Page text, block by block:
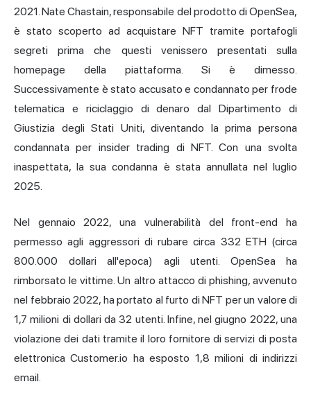
2021. Nate Chastain, responsabile del prodotto di OpenSea,
è stato scoperto ad acquistare NFT tramite portafogli
segreti prima che questi venissero presentati sulla
homepage della piattaforma. Si è dimesso.
Successivamente è stato accusato e condannato per frode
telematica e riciclaggio di denaro dal Dipartimento di
Giustizia degli Stati Uniti, diventando la prima persona
condannata per insider trading di NFT. Con una svolta
inaspettata, la sua condanna è stata annullata nel luglio
2025.
Nel gennaio 2022, una vulnerabilità del front-end ha
permesso agli aggressori di rubare circa 332 ETH (circa
800.000 dollari all'epoca) agli utenti. OpenSea ha
rimborsato le vittime. Un altro attacco di phishing, avvenuto
nel febbraio 2022, ha portato al furto di NFT per un valore di
1,7 milioni di dollari da 32 utenti. Infine, nel giugno 2022, una
violazione dei dati tramite il loro fornitore di servizi di posta
elettronica Customer.io ha esposto 1,8 milioni di indirizzi
email.